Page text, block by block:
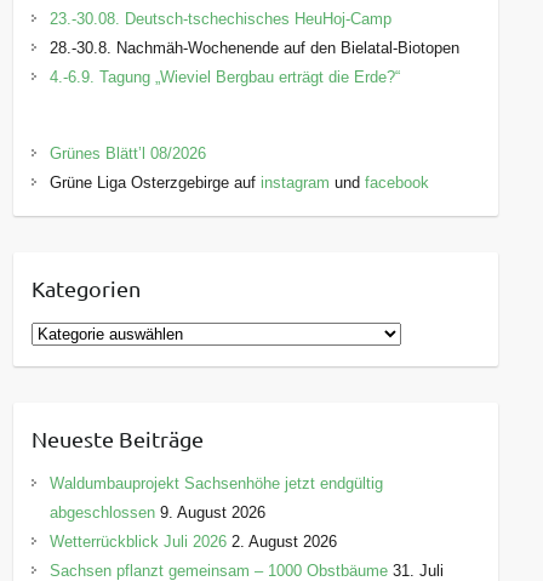
23.-30.08. Deutsch-tschechisches HeuHoj-Camp
28.-30.8. Nachmäh-Wochenende auf den Bielatal-Biotopen
4.-6.9. Tagung „Wieviel Bergbau erträgt die Erde?“
Grünes Blätt’l 08/2026
Grüne Liga Osterzgebirge auf instagram undfacebook
Kategorien
K
a
g
o
i
e
Neueste Beiträge
Waldumbauprojekt Sachsenhöhe jetzt endgültig
abgeschlossen 9. August 2026
Wetterrückblick Juli 2026 2. August 2026
Sachsen pflanzt gemeinsam – 1000 Obstbäume 31. Juli